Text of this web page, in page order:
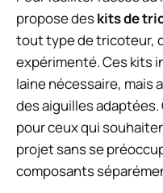
propose deskits de
tout type de tricoteur,
expérimenté. Ces kits
laine nécessaire, mais
des aiguilles
pour ceux qui
projet sans se
composants